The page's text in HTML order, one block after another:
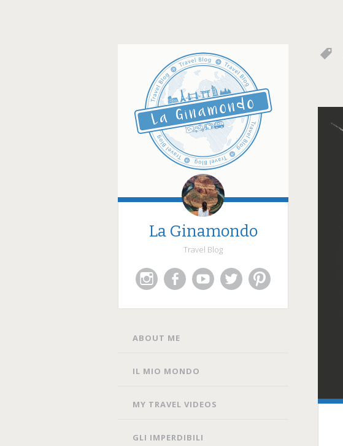
La Ginamondo
Travel Blog
SKIP
ABOUT ME
IL MIO MONDO
MY TRAVEL VIDEOS
GLI IMPERDIBILI